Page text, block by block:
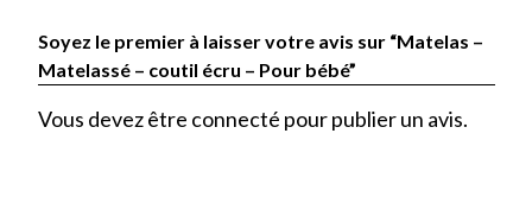
Soyez le premier à laisser votre avis sur “Matelas –
Matelassé – coutil écru – Pour bébé”
Vous devez être connecté pour publier un avis.